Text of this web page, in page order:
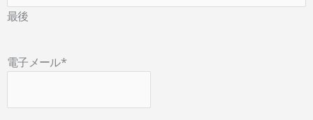
最後
電子メール*